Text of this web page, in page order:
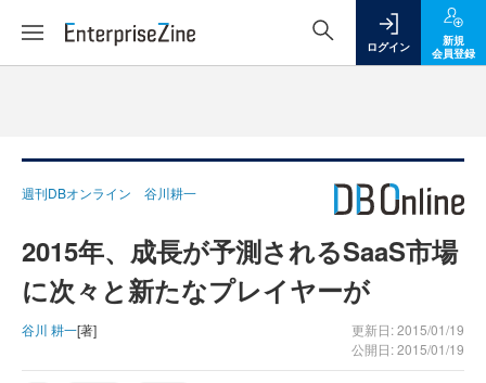
ログイン
新規
会員登録
週刊DBオンライン 谷川耕一
2015年、成長が予測されるSaaS市場
に次々と新たなプレイヤーが
谷川 耕一[著]
更新日: 2015/01/19
公開日: 2015/01/19